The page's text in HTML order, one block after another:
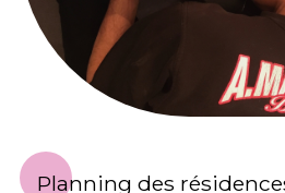
Planning des